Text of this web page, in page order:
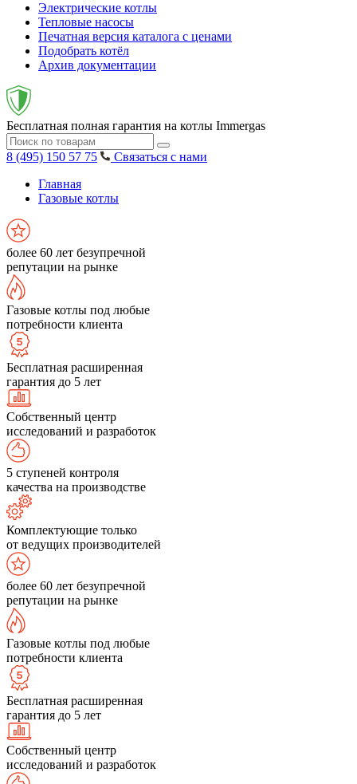
Электрические котлы
Тепловые насосы
Печатная версия каталога с ценами
Подобрать котёл
Архив документации
Бесплатная полная гарантия на котлы Immergas
8 (495) 150 57 75
Связаться с нами
Главная
Газовые котлы
более 60 лет безупречной
репутации на рынке
Газовые котлы под любые
потребности клиента
Бесплатная расширенная
гарантия до 5 лет
Собственный центр
исследований и разработок
5 ступеней контроля
качества на производстве
Комплектующие только
от ведущих производителей
более 60 лет безупречной
репутации на рынке
Газовые котлы под любые
потребности клиента
Бесплатная расширенная
гарантия до 5 лет
Собственный центр
исследований и разработок